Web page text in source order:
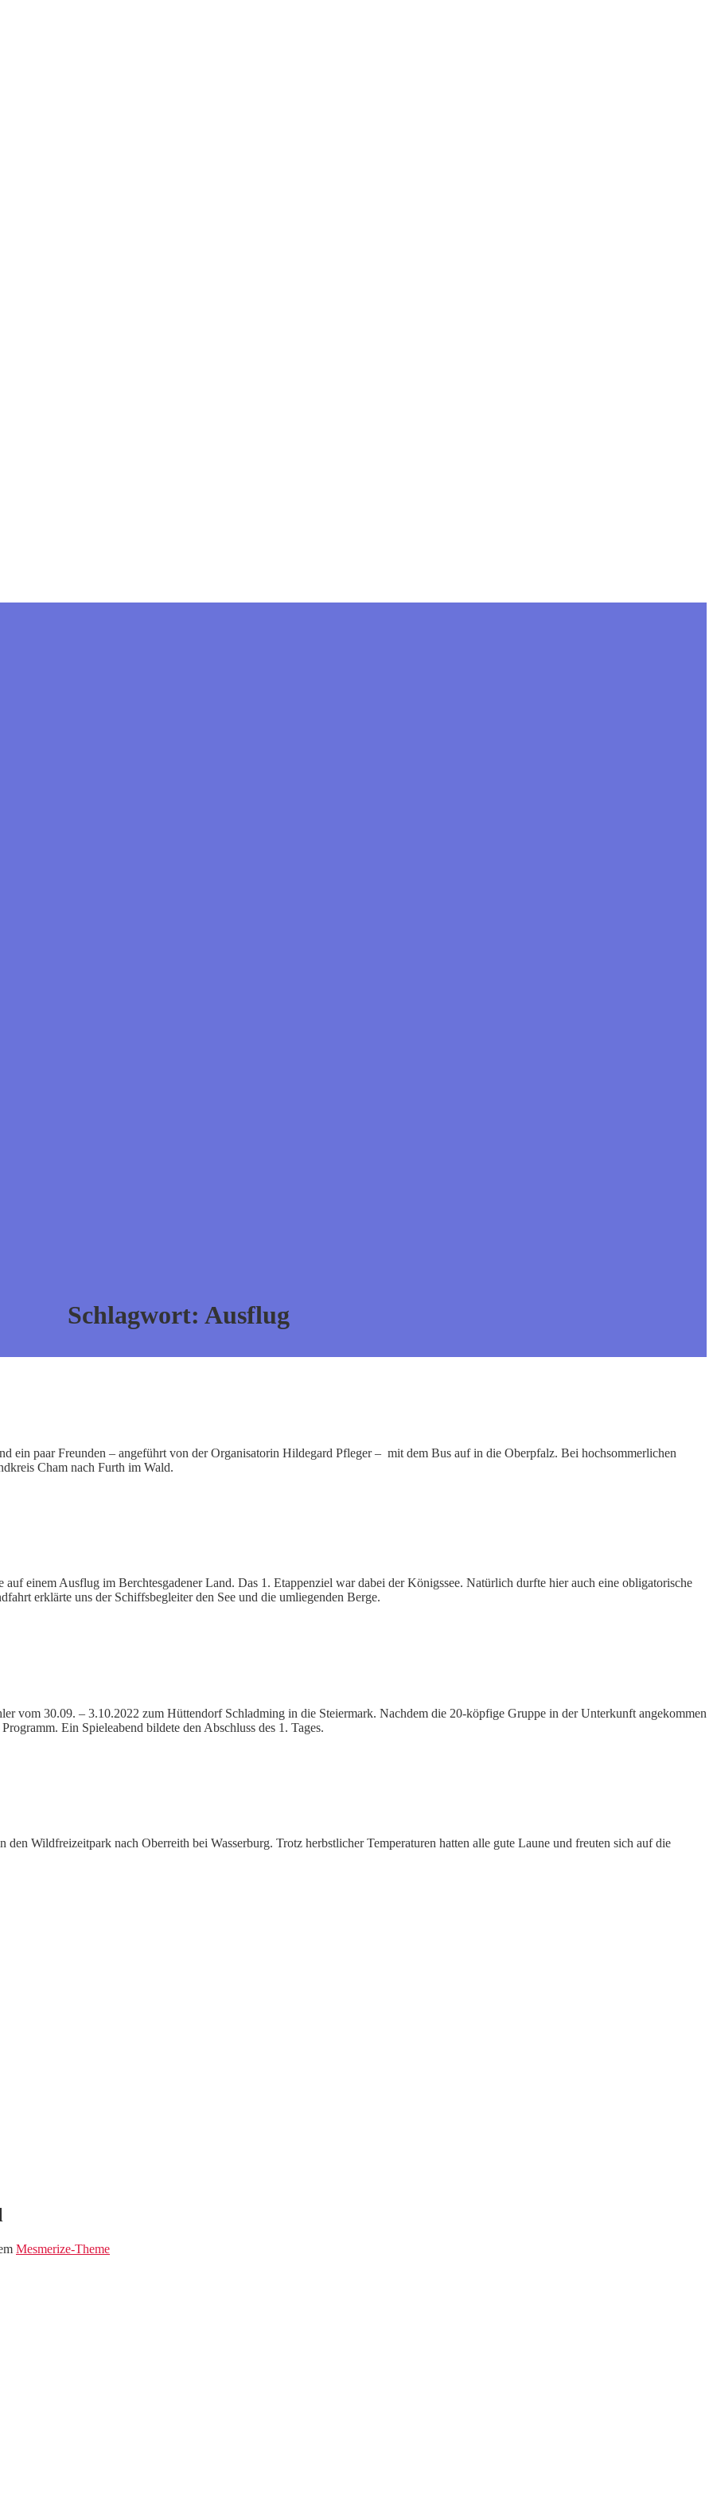
Schlagwort: Ausflug
ein paar Freunden – angeführt von der Organisatorin Hildegard Pfleger – mit dem Bus auf in die Oberpfalz. Bei hochsommerlichen
Cham nach Furth im Wald.
einem Ausflug im Berchtesgadener Land. Das 1. Etappenziel war dabei der Königssee. Natürlich durfte hier auch eine obligatorische
erklärte uns der Schiffsbegleiter den See und die umliegenden Berge.
vom 30.09. – 3.10.2022 zum Hüttendorf Schladming in die Steiermark. Nachdem die 20-köpfige Gruppe in der Unterkunft angekommen
Ein Spieleabend bildete den Abschluss des 1. Tages.
Wildfreizeitpark nach Oberreith bei Wasserburg. Trotz herbstlicher Temperaturen hatten alle gute Laune und freuten sich auf die
Mesmerize-Theme